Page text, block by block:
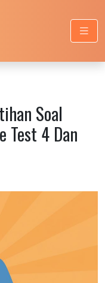
Soal
Test 4 Dan